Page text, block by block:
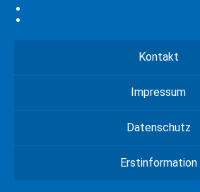
Kontakt
Impressum
Datenschutz
Erstinformation